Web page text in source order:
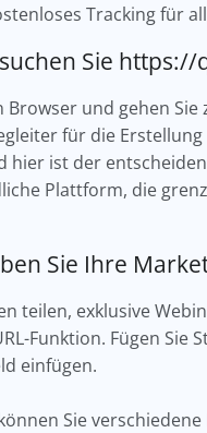
Tracking für
Sie
Browser und gehen Sie
für die
hier ist der
Plattform, die
Sie Ihre
teilen, exklusive
Funktion. Fügen Sie
einfügen.
Sie